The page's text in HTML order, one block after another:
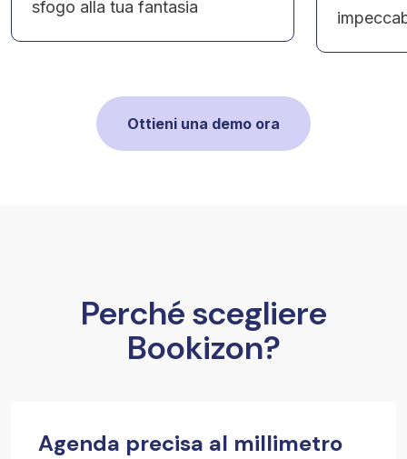
sfogo alla tua fantasia
Ottieni una demo ora
Perché scegliere
Bookizon?
Agenda precisa al millimetro